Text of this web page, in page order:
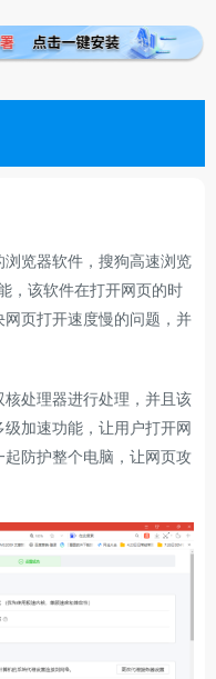
览器软件，搜狗高速浏览
，该软件在打开网页的时
页打开速度慢的问题，并
处理器进行处理，并且该
加速功能，让用户打开网
防护整个电脑，让网页攻